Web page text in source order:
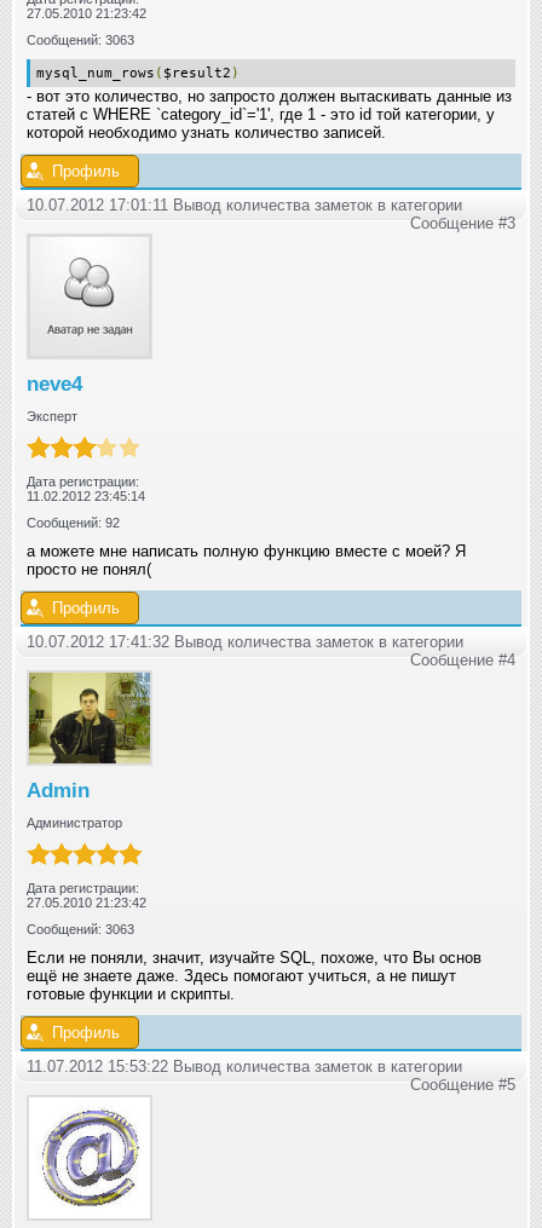
27.05.2010 21:23:42
Сообщений: 3063
mysql_num_rows ( $result2 )
- вот это количество, но запросто должен вытаскивать данные из
статей с WHERE `category_id`='1', где 1 - это id той категории, у
которой необходимо узнать количество записей.
Профиль
10.07.2012 17:01:11 Вывод количества заметок в категории
Сообщение #3
neve4
Эксперт
Дата регистрации:
11.02.2012 23:45:14
Сообщений: 92
а можете мне написать полную функцию вместе с моей? Я
просто не понял(
Профиль
10.07.2012 17:41:32 Вывод количества заметок в категории
Сообщение #4
Admin
Администратор
Дата регистрации:
27.05.2010 21:23:42
Сообщений: 3063
Если не поняли, значит, изучайте SQL, похоже, что Вы основ
ещё не знаете даже. Здесь помогают учиться, а не пишут
готовые функции и скрипты.
Профиль
11.07.2012 15:53:22 Вывод количества заметок в категории
Сообщение #5